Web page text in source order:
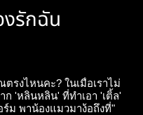
งรักฉัน
รงไหนคะ? ในเมื่อเราไม่
'หลินหลิน' ที่ทำเอา 'เติ้ล'
ม พาน้องแมวมาง้อถึงที่"